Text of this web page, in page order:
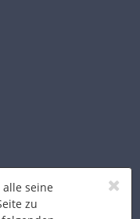
seine
zu